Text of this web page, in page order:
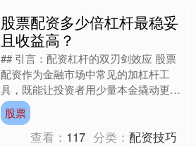
股票配资多少倍杠杆最稳妥
且收益高？
## 引言：配资杠杆的双刃剑效应 股票
配资作为金融市场中常见的加杠杆工
具，既能让投资者用少量本金撬动更大
收益，也可能因操作不当导致本金大幅
亏损。近年来，随着A股....
股票
查看： 117 分类：配资技巧